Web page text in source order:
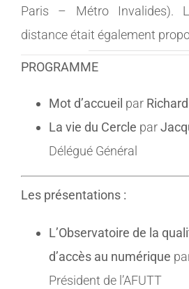
Paris – Métro Invalides).
distance était également
PROGRAMME
Mot d’accueil par
La vie du Cercle par
Délégué Général
Les présentations :
L’Observatoire de la
d’accès au numérique
Président de l’AFUTT